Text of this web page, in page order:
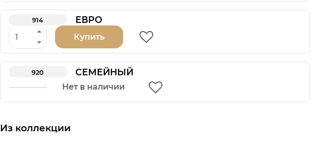
914 ЕВРО
Купить
920 СЕМЕЙНЫЙ
Нет в наличии
Из коллекции